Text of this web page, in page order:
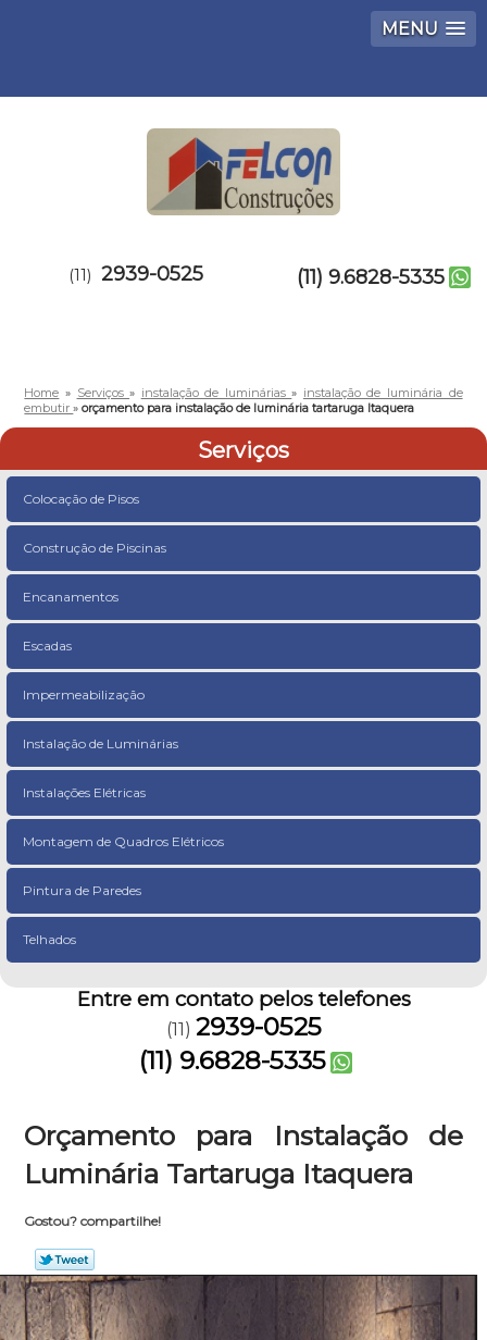
MENU
(11) 2939-0525 (11) 9.6828-5335
Home » Serviços» instalação de luminárias» instalação de luminária de
embutir»orçamento para instalação de luminária tartaruga Itaquera
Serviços
Colocação de Pisos
Construção de Piscinas
Encanamentos
Escadas
Impermeabilização
Instalação de Luminárias
Instalações Elétricas
Montagem de Quadros Elétricos
Pintura de Paredes
Telhados
Entre em contato pelos telefones
(11) 2939-0525
(11) 9.6828-5335
Orçamento para Instalação de
Luminária Tartaruga Itaquera
Gostou? compartilhe!